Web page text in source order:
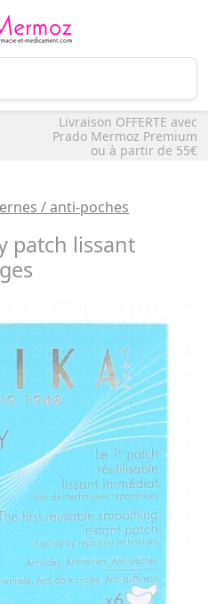
Livraison OFFERTE avec
Prado Mermoz Premium
ou à partir de 55€
/ anti-poches
patch lissant